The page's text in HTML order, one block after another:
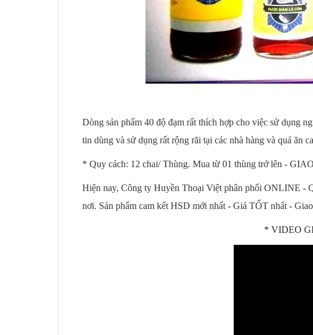
Dòng sản phẩm 40 độ đạm rất thích hợp cho việc sử dụng
tin dùng và sử dụng rất rộng rãi tại các nhà hàng và quá ăn
* Quy cách: 12 chai/ Thùng. Mua từ 01 thùng trở lên -
Hiện nay, Công ty Huyền Thoại Việt phân phối ONLINE
nơi. Sản phẩm cam kết HSD mới nhất - Giá TỐT nhất -
* VIDEO